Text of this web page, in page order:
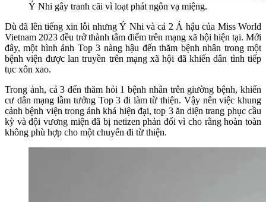
Ý Nhi gây tranh cãi vì loạt phát ngôn vạ miệng.
Dù đã lên tiếng xin lỗi nhưng Ý Nhi và cả 2 Á hậu của Miss World
Vietnam 2023 đều trở thành tâm điểm trên mạng xã hội hiện tại. Mới
đây, một hình ảnh Top 3 nàng hậu đến thăm bệnh nhân trong một
bệnh viện được lan truyền trên mạng xã hội đã khiến dân tình tiếp
tục xôn xao.
Trong ảnh, cả 3 đến thăm hỏi 1 bệnh nhân trên giường bệnh, khiến
cư dân mạng lầm tưởng Top 3 đi làm từ thiện. Vậy nên việc khung
cảnh bệnh viện trong ảnh khá hiện đại, top 3 ăn diện trang phục cầu
kỳ và đội vương miện đã bị netizen phản đối vì cho rằng hoàn toàn
không phù hợp cho một chuyến đi từ thiện.